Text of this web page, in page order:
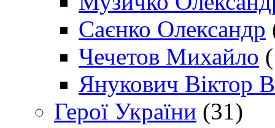
Саєнко Олександр
Чечетов Михайло
Янукович Віктор
Герої України (31)